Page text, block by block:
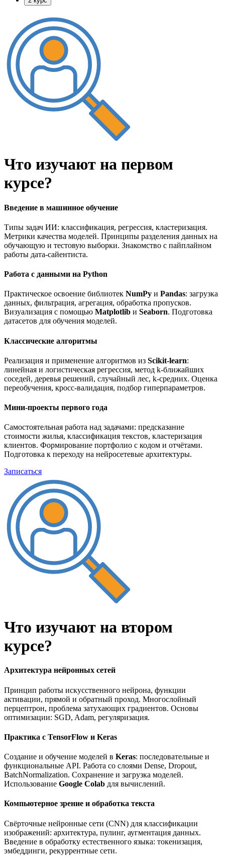
Что изучают на первом
курсе?
Введение в машинное обучение
Типы задач ИИ: классификация, регрессия, кластеризация.
Метрики качества моделей. Принципы разделения данных на
обучающую и тестовую выборки. Знакомство с пайплайном
работы дата-сайентиста.
Работа с данными на Python
Практическое освоение библиотек NumPy и Pandas: загрузка
данных, фильтрация, агрегация, обработка пропусков.
Визуализация с помощью Matplotlib и Seaborn. Подготовка
датасетов для обучения моделей.
Классические алгоритмы
Реализация и применение алгоритмов из Scikit-learn:
линейная и логистическая регрессия, метод k-ближайших
соседей, деревья решений, случайный лес, k-средних. Оценка
переобучения, кросс-валидация, подбор гиперпараметров.
Мини-проекты первого года
Самостоятельная работа над задачами: предсказание
стоимости жилья, классификация текстов, кластеризация
клиентов. Формирование портфолио с кодом и отчётами.
Подготовка к переходу на нейросетевые архитектуры.
Записаться
Что изучают на втором
курсе?
Архитектура нейронных сетей
Принцип работы искусственного нейрона, функции
активации, прямой и обратный проход. Многослойный
перцептрон, проблема затухающих градиентов. Основы
оптимизации: SGD, Adam, регуляризация.
Практика с TensorFlow и Keras
Создание и обучение моделей в Keras: последовательные и
функциональные API. Работа со слоями Dense, Dropout,
BatchNormalization. Сохранение и загрузка моделей.
Использование Google Colab для вычислений.
Компьютерное зрение и обработка текста
Свёрточные нейронные сети (CNN) для классификации
изображений: архитектура, пулинг, аугментация данных.
Введение в обработку естественного языка: токенизация,
эмбеддинги, рекуррентные сети.